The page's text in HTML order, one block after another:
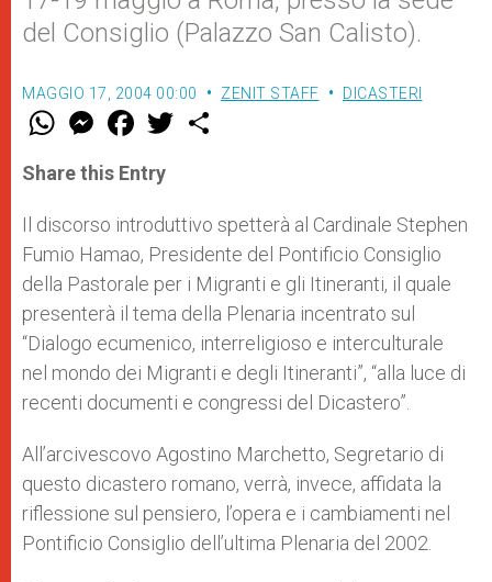
del Consiglio (Palazzo San Calisto).
MAGGIO 17, 2004 00:00 ZENIT STAFF DICASTERI
W
t
s
p
p
M
e
s
e
g
e
r
F
a
e
b
o
k
w
r
Share this Entry
Il discorso introduttivo spetterà al Cardinale Stephen
Fumio Hamao, Presidente del Pontificio Consiglio
della Pastorale per i Migranti e gli Itineranti, il quale
presenterà il tema della Plenaria incentrato sul
“Dialogo ecumenico, interreligioso e interculturale
nel mondo dei Migranti e degli Itineranti”, “alla luce di
recenti documenti e congressi del Dicastero”.
All’arcivescovo Agostino Marchetto, Segretario di
questo dicastero romano, verrà, invece, affidata la
riflessione sul pensiero, l’opera e i cambiamenti nel
Pontificio Consiglio dell’ultima Plenaria del 2002.